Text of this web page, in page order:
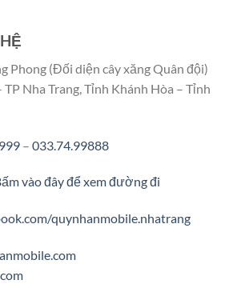
Phong (Đối diện cây xăng Quân đội)
Nha Trang, Tỉnh Khánh Hòa – Tỉnh
– 033.74.99888
vào đây để xem đường đi
quynhanmobile.nhatrang